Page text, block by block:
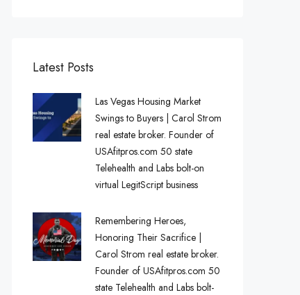
Latest Posts
Las Vegas Housing Market
Swings to Buyers | Carol Strom
real estate broker. Founder of
USAfitpros.com 50 state
Telehealth and Labs bolt-on
virtual LegitScript business
Remembering Heroes,
Honoring Their Sacrifice |
Carol Strom real estate broker.
Founder of USAfitpros.com 50
state Telehealth and Labs bolt-